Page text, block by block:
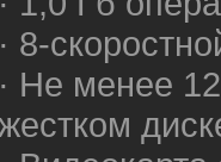
· 8-
· Не менее